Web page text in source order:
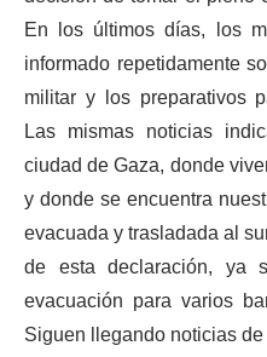
En los últimos días, los
informado repetidamente
militar y los preparativos
Las mismas noticias
ciudad de Gaza, donde
y donde se encuentra
evacuada y trasladada al
de esta declaración, ya
evacuación para varios
Siguen llegando noticias